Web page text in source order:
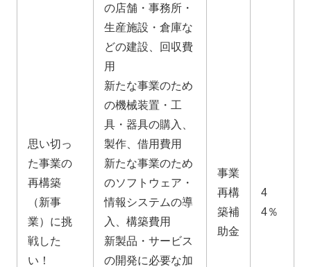
思い切っ
た事業の
再構築
（新事
業）に挑
戦した
い！
の店舗・事務所・
生産施設・倉庫な
どの建設、回収費
用
新たな事業のため
の機械装置・工
具・器具の購入、
製作、借用費用
新たな事業のため
のソフトウェア・
情報システムの導
入、構築費用
新製品・サービス
の開発に必要な加
事業
再構
築補
助金
4
4％